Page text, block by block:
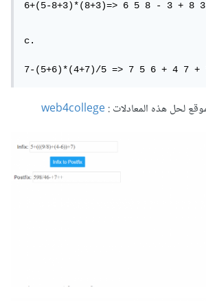
6+(5-8+3)*(8+3)=> 6 5 8 - 3 + 8
c.
7-(5+6)*(4+7)/5 => 7 5 6 + 4 7
لحل هذه المعادلات :web4college